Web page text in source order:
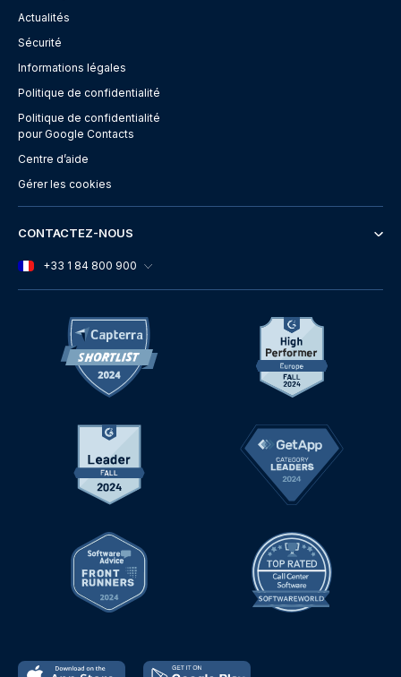
Actualités
Sécurité
Informations légales
Politique de confidentialité
Politique de confidentialité
pour Google Contacts
Centre d’aide
Gérer les cookies
CONTACTEZ-NOUS
+33 1 84 800 900